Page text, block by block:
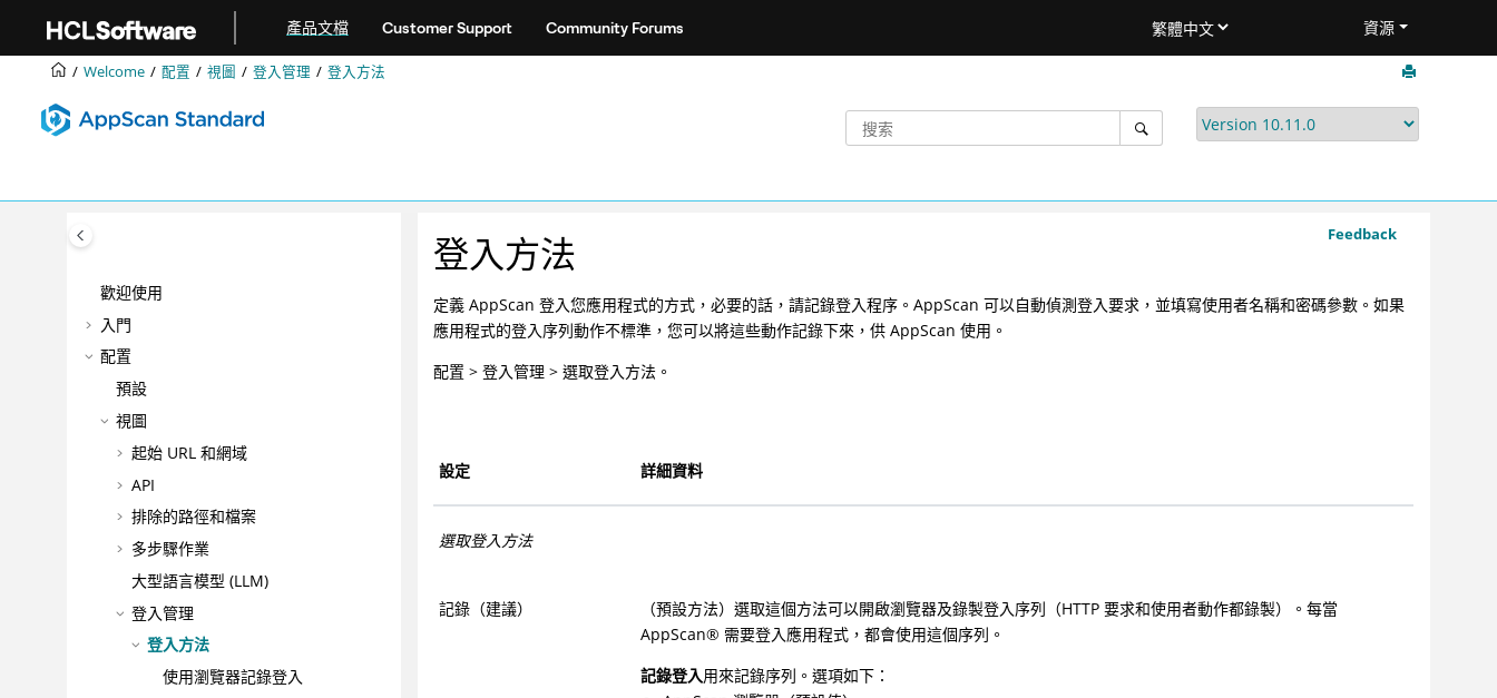
產品文檔 Customer Support Community Forums 資源
Welcome 配置 視圖 登入管理 登入方法
歡迎使用
入門
配置
預設
視圖
起始 URL 和網域
API
排除的路徑和檔案
多步驟作業
大型語言模型 (LLM)
登入管理
登入方法
使用瀏覽器記錄登入
Feedback
登入方法
定義 AppScan 登入您應用程式的方式，必要的話，請記錄登入程序。AppScan 可以自動偵測登入要求，並填寫使用者名稱和密碼參數。如果
應用程式的登入序列動作不標準，您可以將這些動作記錄下來，供 AppScan 使用。
配置 > 登入管理 > 選取登入方法。
設定 詳細資料
選取登入方法
記錄（建議）
（預設方法）選取這個方法可以開啟瀏覽器及錄製登入序列（HTTP 要求和使用者動作都錄製）。每當
AppScan® 需要登入應用程式，都會使用這個序列。
記錄登入用來記錄序列。選項如下：